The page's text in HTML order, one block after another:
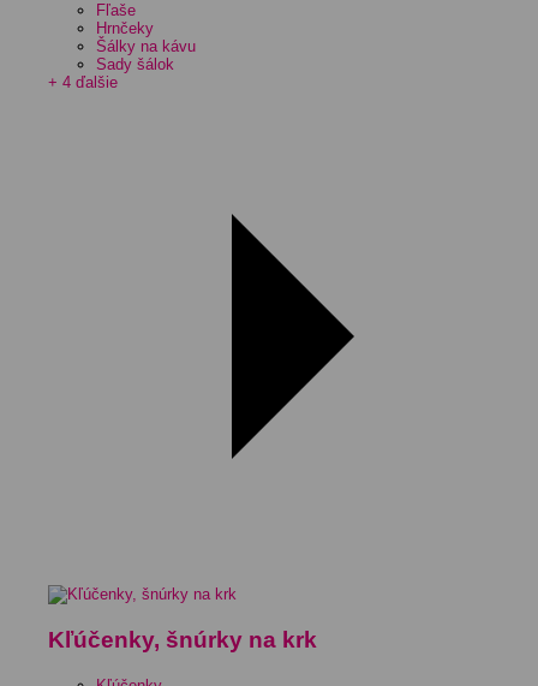
Fľaše
Hrnčeky
Šálky na kávu
Sady šálok
+ 4 ďalšie
Kľúčenky, šnúrky na krk